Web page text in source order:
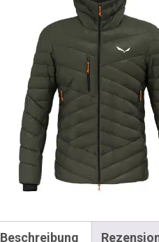
Beschreibung